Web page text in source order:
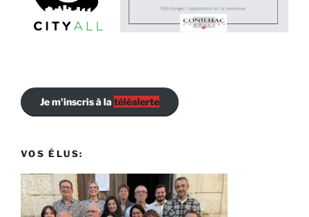
Je m'inscris à latéléalerte
VOS ÉLUS: